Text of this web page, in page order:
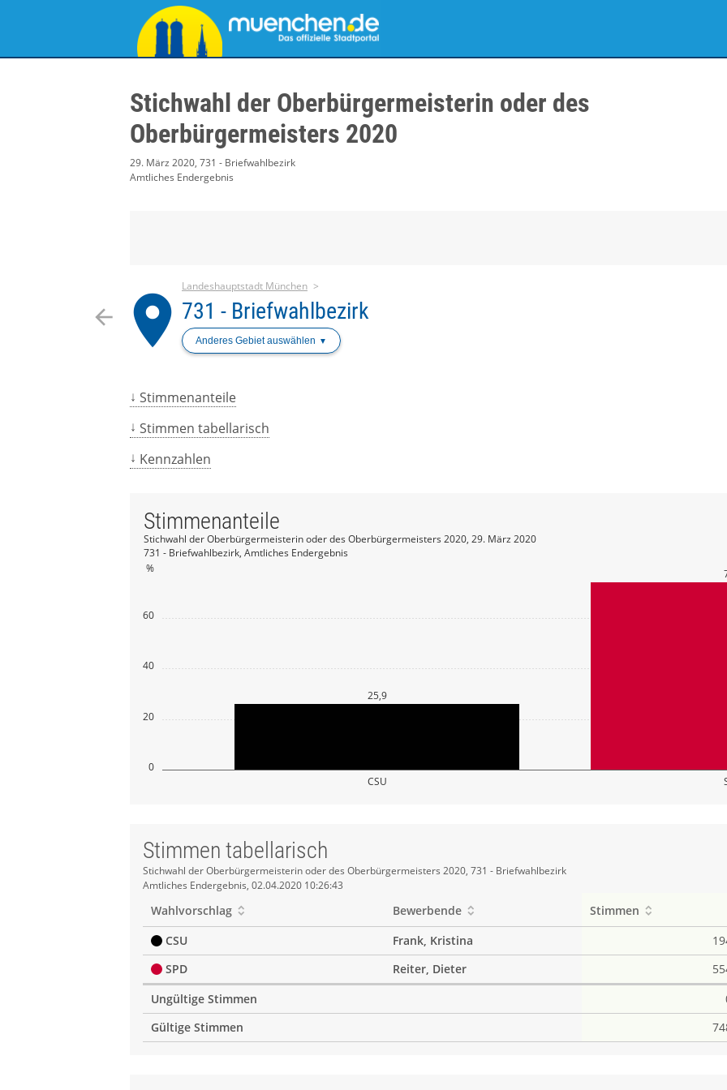
Stichwahl der Oberbürgermeisterin oder des
Oberbürgermeisters 2020
29. März 2020, 731 - Briefwahlbezirk
Amtliches Endergebnis
arrow_back place
Landeshauptstadt München
731 - Briefwahlbezirk
Anderes Gebiet auswählen
Stimmenanteile
Stimmen tabellarisch
Kennzahlen
0
20
40
60
%
CSU
25,9
Stimmenanteile
Stichwahl der Oberbürgermeisterin oder des Oberbürgermeisters 2020, 29. März 2020
731 - Briefwahlbezirk, Amtliches Endergebnis
Stimmen tabellarisch
Stimmen
tabellarisch
Stichwahl der Oberbürgermeisterin oder des Oberbürgermeisters 2020, 731 - Briefwahlbezirk
Amtliches Endergebnis, 02.04.2020 10:26:43
Wahlvorschlag Bewerbende Stimmen
CSU
Frank, Kristina
SPD
Reiter, Dieter
Ungültige Stimmen
Gültige Stimmen